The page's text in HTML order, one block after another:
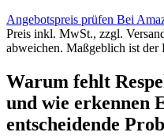
Angebotspreis prüfen Bei
Preis inkl. MwSt., zzgl.
abweichen. Maßgeblich ist der
Warum fehlt
und wie erkennen
entscheidende